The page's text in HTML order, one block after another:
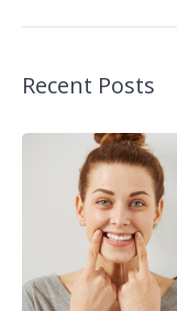
Recent Posts